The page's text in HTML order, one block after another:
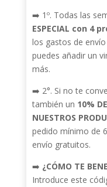
➡️ 1º. Todas las
ESPECIAL con 4
los gastos de
puedes añadir un
más.
➡️ 2°. Si no te
también un 10%
NUESTROS
pedido mínimo de
envío gratuitos.
➡️ ¿CÓMO TE
Introduce este